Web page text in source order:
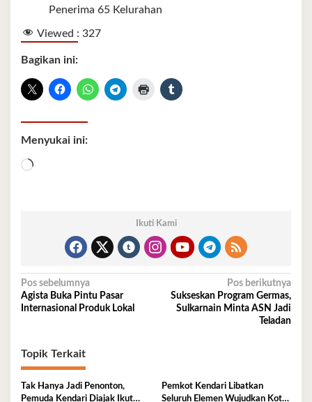
Penerima 65 Kelurahan
Viewed : 327
Bagikan ini:
Menyukai ini:
Memuat...
Ikuti Kami
Navigasi
pos
Pos sebelumnya
Agista Buka Pintu Pasar
Internasional Produk Lokal
Pos berikutnya
Sukseskan Program Germas,
Sulkarnain Minta ASN Jadi
Teladan
Topik Terkait
Tak Hanya Jadi Penonton,
Pemuda Kendari Diajak Ikut
Pemkot Kendari Libatkan
Seluruh Elemen Wujudkan Kota